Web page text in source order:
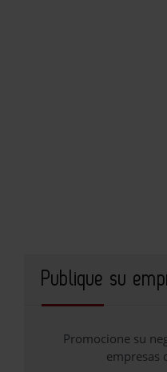
Publique su
Promocione su
empresas